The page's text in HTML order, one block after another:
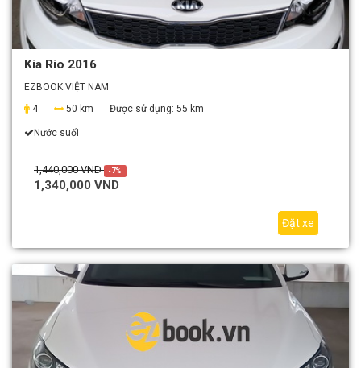
Kia Rio 2016
EZBOOK VIỆT NAM
4
50 km Được sử dụng: 55 km
Nước suối
1,440,000 VND -7%
1,340,000 VND
Đặt xe